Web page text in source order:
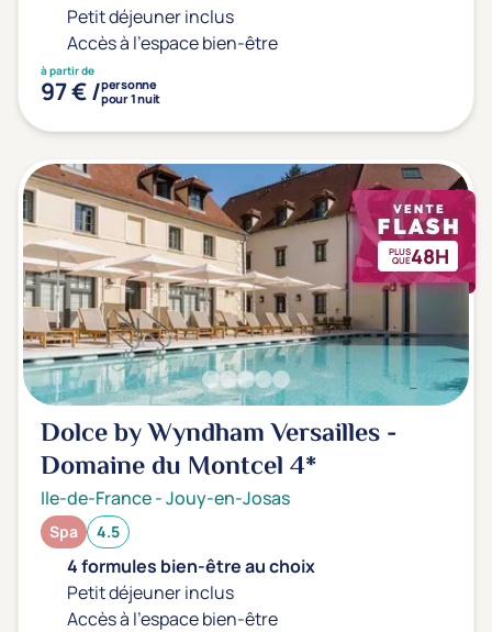
Petit déjeuner inclus
Accès à l'espace bien-être
à partir de
97 € /personne
pour 1 nuit
PLUS
QUE48H
Dolce by Wyndham Versailles -
Domaine du Montcel4*
Ile-de-France-Jouy-en-Josas
Spa 4.5
4 formules bien-être au choix
Petit déjeuner inclus
Accès à l'espace bien-être